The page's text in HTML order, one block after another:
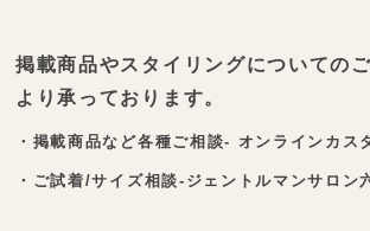
掲載商品やスタイリングについての
より承っております。
・掲載商品など各種ご相談- オンラインカス
・ご試着/サイズ相談‐ジェントルマンサロン